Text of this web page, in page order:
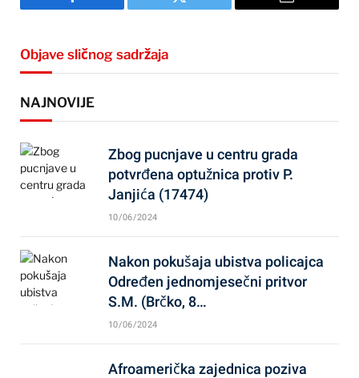
Facebook Twitter Email
Objave sličnog sadržaja
NAJNOVIJE
Zbog pucnjave u centru grada
potvrđena optužnica protiv P.
Janjića (17474)
10/06/2024
Nakon pokušaja ubistva policajca
Određen jednomjesečni pritvor
S.M. (Brčko, 8…
10/06/2024
Afroamerička zajednica poziva